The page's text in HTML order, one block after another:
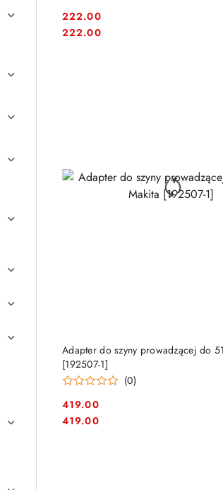
Cena:
222.00
Cena:
222.00
Adapter do szyny prowadzącej do
[192507-1]
(0)
Cena:
419.00
Cena:
419.00
PRODUKT NIEDOSTĘPNY